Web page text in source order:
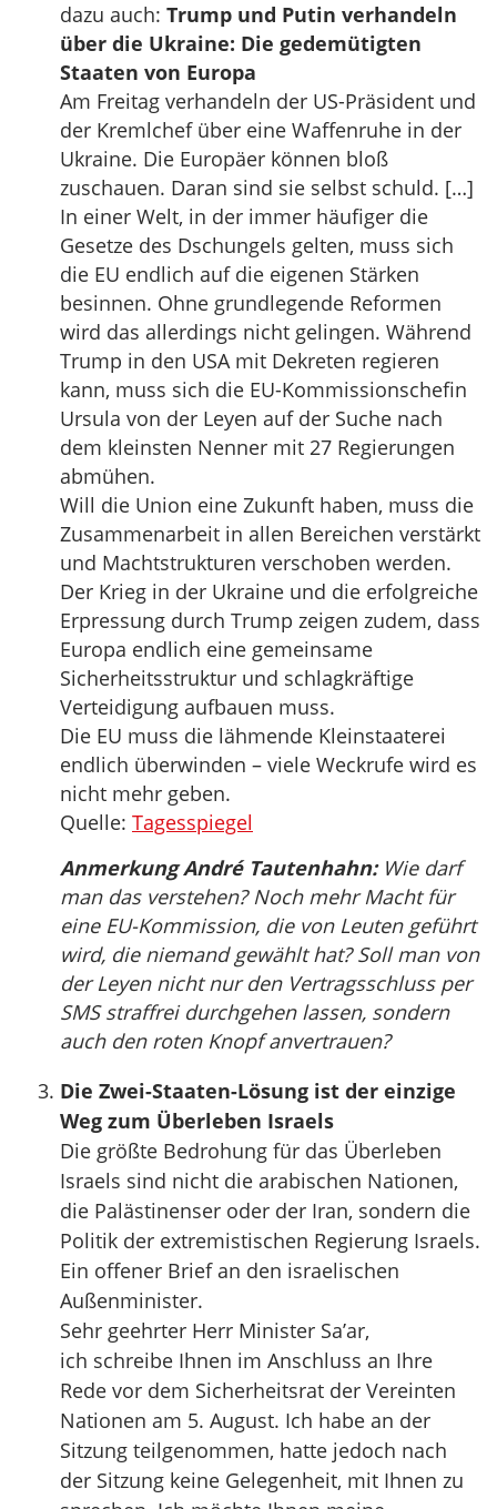
dazu auch: Trump und Putin verhandeln
über die Ukraine: Die gedemütigten
Staaten von Europa
Am Freitag verhandeln der US-Präsident und
der Kremlchef über eine Waffenruhe in der
Ukraine. Die Europäer können bloß
zuschauen. Daran sind sie selbst schuld. […]
In einer Welt, in der immer häufiger die
Gesetze des Dschungels gelten, muss sich
die EU endlich auf die eigenen Stärken
besinnen. Ohne grundlegende Reformen
wird das allerdings nicht gelingen. Während
Trump in den USA mit Dekreten regieren
kann, muss sich die EU-Kommissionschefin
Ursula von der Leyen auf der Suche nach
dem kleinsten Nenner mit 27 Regierungen
abmühen.
Will die Union eine Zukunft haben, muss die
Zusammenarbeit in allen Bereichen verstärkt
und Machtstrukturen verschoben werden.
Der Krieg in der Ukraine und die erfolgreiche
Erpressung durch Trump zeigen zudem, dass
Europa endlich eine gemeinsame
Sicherheitsstruktur und schlagkräftige
Verteidigung aufbauen muss.
Die EU muss die lähmende Kleinstaaterei
endlich überwinden – viele Weckrufe wird es
nicht mehr geben.
Quelle: Tagesspiegel
Anmerkung André Tautenhahn:Wie darf
man das verstehen? Noch mehr Macht für
eine EU-Kommission, die von Leuten geführt
wird, die niemand gewählt hat? Soll man von
der Leyen nicht nur den Vertragsschluss per
SMS straffrei durchgehen lassen, sondern
auch den roten Knopf anvertrauen?
Die Zwei-Staaten-Lösung ist der einzige
Weg zum Überleben Israels
Die größte Bedrohung für das Überleben
Israels sind nicht die arabischen Nationen,
die Palästinenser oder der Iran, sondern die
Politik der extremistischen Regierung Israels.
Ein offener Brief an den israelischen
Außenminister.
Sehr geehrter Herr Minister Sa’ar,
ich schreibe Ihnen im Anschluss an Ihre
Rede vor dem Sicherheitsrat der Vereinten
Nationen am 5. August. Ich habe an der
Sitzung teilgenommen, hatte jedoch nach
der Sitzung keine Gelegenheit, mit Ihnen zu